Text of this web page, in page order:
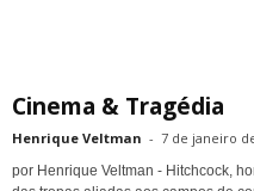
Cinema & Tragédia
Henrique Veltman - 7 de janeiro
por Henrique Veltman - Hitchcock,